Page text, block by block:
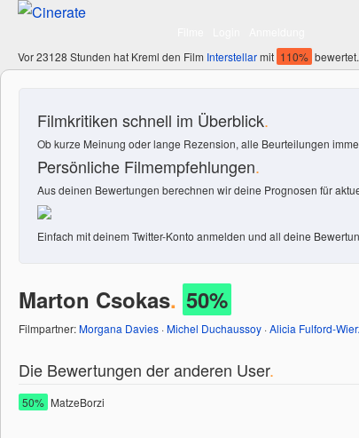
Vor 23128 Stunden hat Kreml den Film Interstellarmit 110%
Filmkritiken schnell im Überblick.
Ob kurze Meinung oder lange Rezension, alle Beurteilungen
Persönliche Filmempfehlungen.
Aus deinen Bewertungen berechnen wir deine Prognosen für
Einfach mit deinem Twitter-Konto anmelden und all deine
Marton Csokas. 50%
Filmpartner:Morgana Davies ·Michel Duchaussoy ·Alicia Fulford-
Die Bewertungen der anderen User.
50% MatzeBorzi